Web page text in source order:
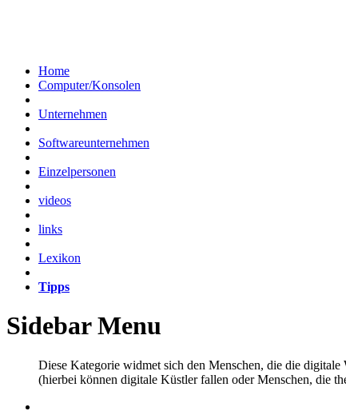
Home
Computer/Konsolen
Unternehmen
Softwareunternehmen
Einzelpersonen
videos
links
Lexikon
Tipps
Sidebar Menu
Diese Kategorie widmet sich den Menschen, die die
(hierbei können digitale Küstler fallen oder Menschen, die